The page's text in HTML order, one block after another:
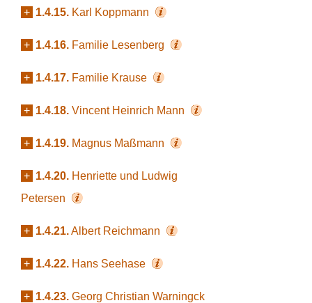
+ 1.4.15. Karl Koppmann
+ 1.4.16. Familie Lesenberg
+ 1.4.17. Familie Krause
+ 1.4.18. Vincent Heinrich Mann
+ 1.4.19. Magnus Maßmann
+ 1.4.20. Henriette und Ludwig
Petersen
+ 1.4.21.Albert Reichmann
+ 1.4.22. Hans Seehase
+ 1.4.23. Georg Christian Warningck